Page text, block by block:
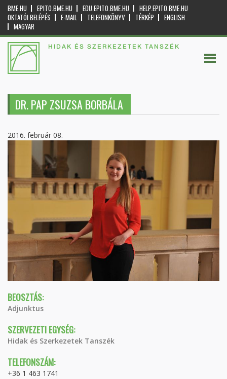
BME.HU EPITO.BME.HU EDU.EPITO.BME.HU
HELP.EPITO.BME.HU
OKTATÓI BELÉPÉS
E-MAIL TELEFONKÖNYV TÉRKÉP
ENGLISH
MAGYAR
HIDAK ÉS SZERKEZETEK TANSZÉK
DR. PAP ZSUZSA BORBÁLA
2016. február 08.
BEOSZTÁS:
Adjunktus
SZERVEZETI EGYSÉG:
Hidak és Szerkezetek Tanszék
TELEFONSZÁM:
+36 1 463 1741